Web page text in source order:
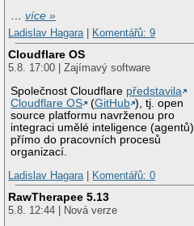
…více »
Ladislav Hagara| Komentářů: 9
Cloudflare OS
5.8. 17:00 | Zajímavý software
Společnost Cloudflare představila
Cloudflare OS
(GitHub ), tj. open
source platformu navrženou pro
integraci umělé inteligence (agentů)
přímo do pracovních procesů
organizací.
Ladislav Hagara| Komentářů: 0
RawTherapee 5.13
5.8. 12:44 | Nová verze